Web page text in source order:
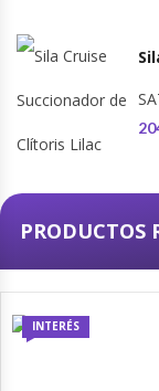
PRODUCTOS
INTERÉS